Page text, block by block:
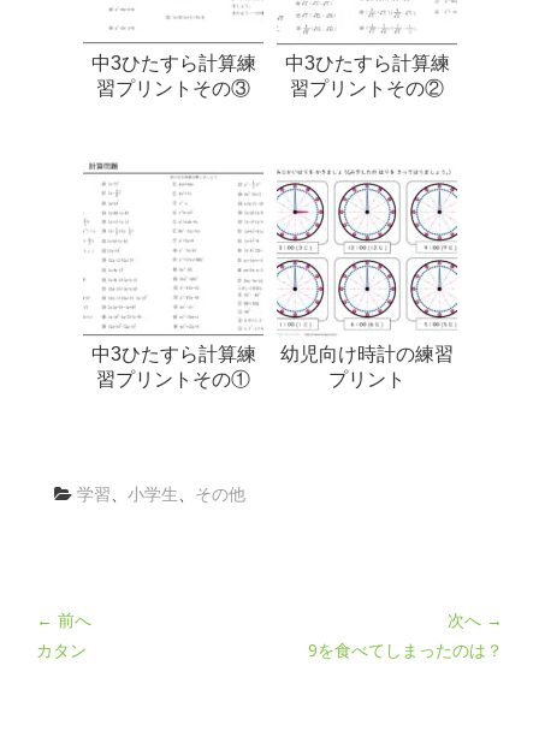
中3ひたすら計算練
習プリントその③
中3ひたすら計算練
習プリントその②
中3ひたすら計算練
習プリントその①
幼児向け時計の練習
プリント
学習、 小学生、 その他
← 前へ
カタン
次へ →
9を食べてしまったのは？